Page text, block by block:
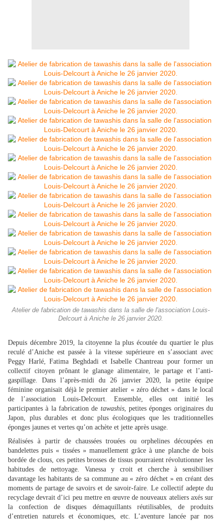
Atelier de fabrication de tawashis dans la salle de l'association Louis-
Delcourt à Aniche le 26 janvier 2020.
Depuis décembre 2019, la citoyenne la plus écoutée du quartier le plus
reculé d’Aniche est passée à la vitesse supérieure en s’associant avec
Peggy Harlé, Fatima Beghdadi et Isabelle Chantreau pour former un
collectif citoyen prônant le glanage alimentaire, le partage et l’anti-
gaspillage. Dans l’après-midi du 26 janvier 2020, la petite équipe
féminine organisait déjà le premier atelier « zéro déchet » dans le local
de l’association Louis-Delcourt. Ensemble, elles ont initié les
participantes à la fabrication de tawashis, petites éponges originaires du
Japon, plus durables et donc plus écologiques que les traditionnelles
éponges jaunes et vertes qu’on achète et jette après usage.
Réalisées à partir de chaussées trouées ou orphelines découpées en
bandelettes puis « tissées » manuellement grâce à une planche de bois
bordée de clous, ces petites brosses de tissus pourraient révolutionner les
habitudes de nettoyage. Vanessa y croit et cherche à sensibiliser
davantage les habitants de sa commune au « zéro déchet » en créant des
moments de partage de savoirs et de savoir-faire. Le collectif adepte du
recyclage devrait d’ici peu mettre en œuvre de nouveaux ateliers axés sur
la confection de disques démaquillants réutilisables, de produits
d’entretien naturels et économiques, etc. L’aventure lancée par nos